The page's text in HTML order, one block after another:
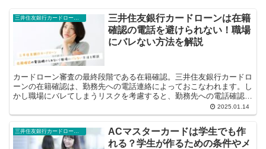
三井住友銀行カードローン豆知識
三井住友銀行カードローンは在籍
確認の電話を避けられない！職場
にバレない方法を解説
カードローン審査の最終段階である在籍確認。三井住友銀行カードロ
ーンの在籍確認は、勤務先への電話連絡によっておこなわれます。し
かし職場にバレてしまうリスクを考慮すると、勤務先への電話確認
2025.01.14
ACマスターカードは学生でも作
れる？学生が作るための条件やメ